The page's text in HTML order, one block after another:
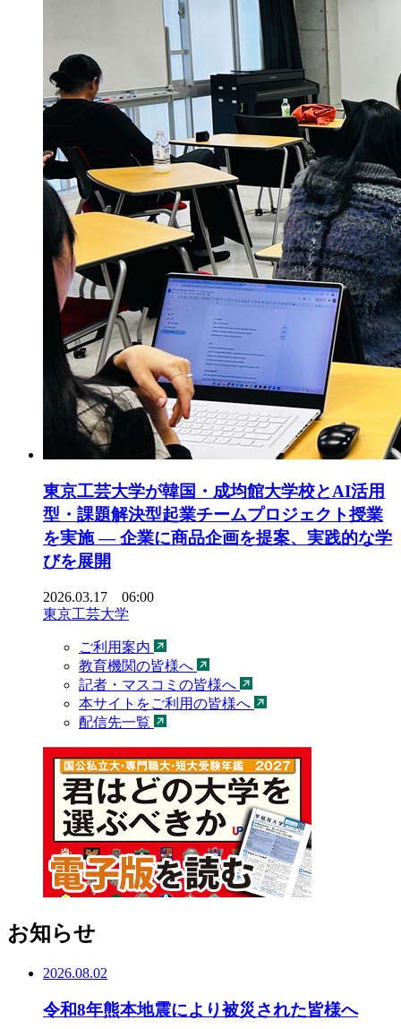
東京工芸大学が韓国・成均館大学校とAI活用
型・課題解決型起業チームプロジェクト授業
を実施 ― 企業に商品企画を提案、実践的な学
びを展開
2026.03.17 06:00
東京工芸大学
ご利用案内
教育機関の皆様へ
記者・マスコミの皆様へ
本サイトをご利用の皆様へ
配信先一覧
お知らせ
2026.08.02
令和8年熊本地震により被災された皆様へ